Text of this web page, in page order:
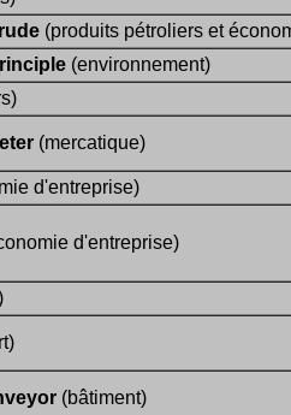
(produits pétroliers et
(environnement)
(mercatique)
d'entreprise)
d'entreprise)
(bâtiment)